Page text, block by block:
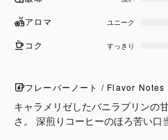
アロマ ユニーク
コク すっきり
フレーバーノート / Flavor Notes
キャラメリゼしたバニラプリンの
さ。 深煎りコーヒーのほろ苦い口